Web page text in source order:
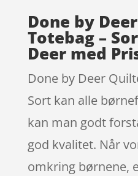
Done by
Totebag –
Deer med
Done by Deer
Sort kan alle
kan man godt
god kvalitet. Når
omkring børnene,